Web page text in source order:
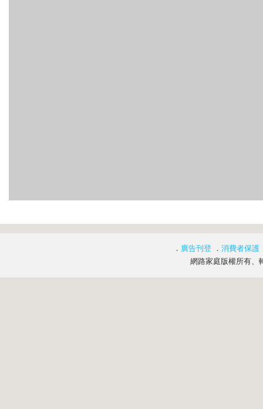
． 廣告刊登 ． 消費者保護
網路家庭版權所有、